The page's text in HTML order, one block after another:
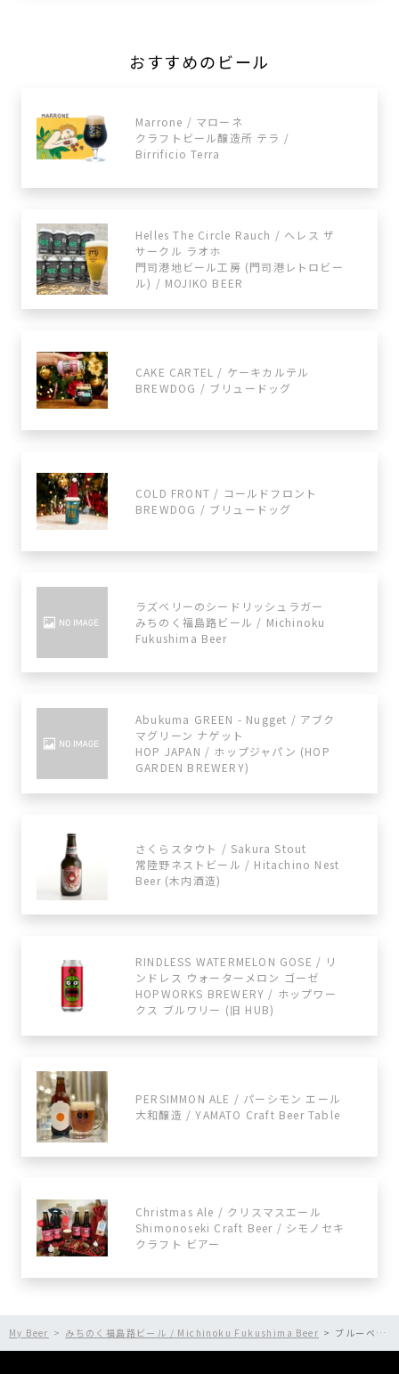
おすすめのビール
Marrone / マローネ
クラフトビール醸造所 テラ /
Birrificio Terra
Helles The Circle Rauch / ヘレス ザ
サークル ラオホ
門司港地ビール工房 (門司港レトロビー
ル) / MOJIKO BEER
CAKE CARTEL / ケーキカルテル
BREWDOG / ブリュードッグ
COLD FRONT / コールドフロント
BREWDOG / ブリュードッグ
ラズベリーのシードリッシュラガー
みちのく福島路ビール / Michinoku
Fukushima Beer
Abukuma GREEN - Nugget / アブク
マグリーン ナゲット
HOP JAPAN / ホップジャパン (HOP
GARDEN BREWERY)
さくらスタウト / Sakura Stout
常陸野ネストビール / Hitachino Nest
Beer (木内酒造)
RINDLESS WATERMELON GOSE / リ
ンドレス ウォーターメロン ゴーゼ
HOPWORKS BREWERY / ホップワー
クス ブルワリー (旧 HUB)
PERSIMMON ALE / パーシモン エール
大和醸造 / YAMATO Craft Beer Table
Christmas Ale / クリスマスエール
Shimonoseki Craft Beer / シモノセキ
クラフト ビアー
My Beer みちのく福島路ビール / Michinoku Fukushima Beer ブルーベリーのシードリッシュラガー